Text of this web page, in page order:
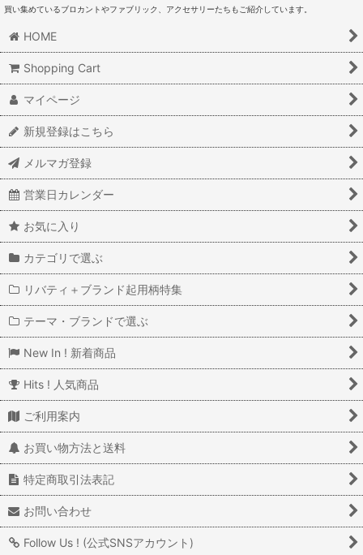
買い集めているブロカントやファブリック、アクセサリーたちもご紹介しています。
HOME
Shopping Cart
マイページ
新規登録はこちら
メルマガ登録
営業日カレンダー
お気に入り
カテゴリで選ぶ
リバティ＋ブランド起用柄特集
テーマ・ブランドで選ぶ
New In ! 新着商品
Hits ! 人気商品
ご利用案内
お買い物方法と送料
特定商取引法表記
お問い合わせ
Follow Us ! (公式SNSアカウント)